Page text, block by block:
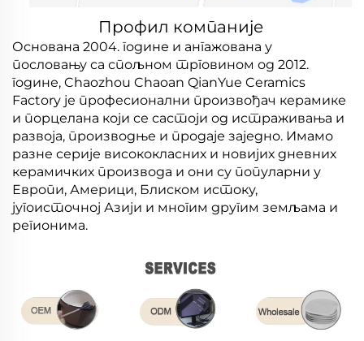
Профил компаније
Основана 2004. године и ангажована у
пословању са спољном трговином од 2012.
године, Chaozhou Chaoan QianYue Ceramics
Factory је професионални произвођач керамике
и порцелана који се састоји од истраживања и
развоја, производње и продаје заједно. Имамо
разне серије висококласних и новијих дневних
керамичких производа и они су популарни у
Европи, Америци, Блиском истоку,
југоисточној Азији и многим другим земљама и
регионима.